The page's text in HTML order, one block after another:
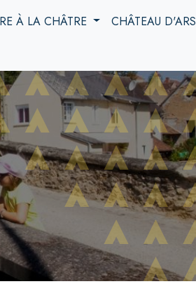
À LA CHÂTRE CHÂTEAU D'ARS